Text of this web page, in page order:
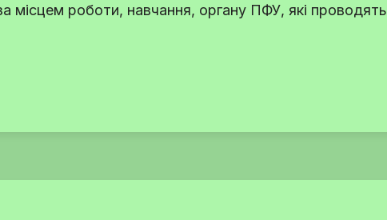
місцем роботи, навчання, органу ПФУ, які проводять